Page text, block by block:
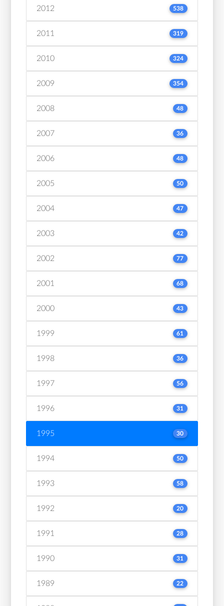
2012 538
2011 319
2010 324
2009 354
2008 48
2007 36
2006 48
2005 50
2004 47
2003 42
2002 77
2001 68
2000 43
1999 61
1998 36
1997 56
1996 31
1995 30
1994 50
1993 58
1992 20
1991 28
1990 31
1989 22